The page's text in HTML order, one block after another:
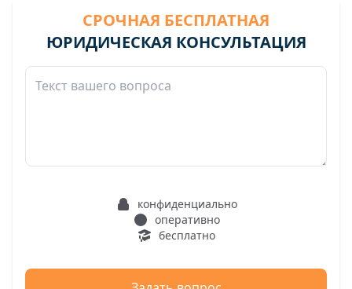
СРОЧНАЯ БЕСПЛАТНАЯ
ЮРИДИЧЕСКАЯ КОНСУЛЬТАЦИЯ
конфиденциально
оперативно
бесплатно